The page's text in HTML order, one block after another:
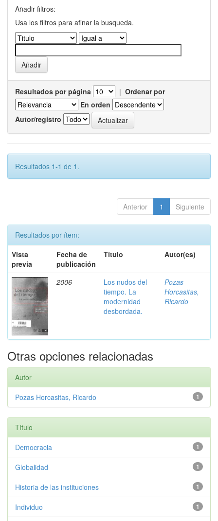
Añadir filtros:
Usa los filtros para afinar la busqueda.
Resultados por página | Ordenar por
En orden
Autor/registro
Resultados 1-1 de 1.
Anterior 1 Siguiente
Resultados por ítem:
Vista
previa
Fecha de
publicación
Título Autor(es)
2006
Los nudos del
tiempo. La
modernidad
desbordada.
Pozas
Horcasitas,
Ricardo
Otras opciones relacionadas
Autor
1
Pozas Horcasitas, Ricardo
Título
1
Democracia
1
Globalidad
1
Historia de las instituciones
1
Individuo